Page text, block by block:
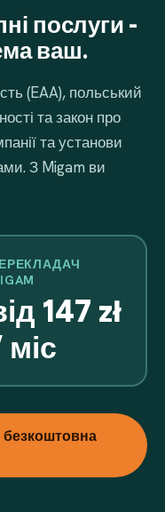
послуги -
ваш.
(EAA), польський
та закон про
та установи
З Migam ви
147 zł
безкоштовна